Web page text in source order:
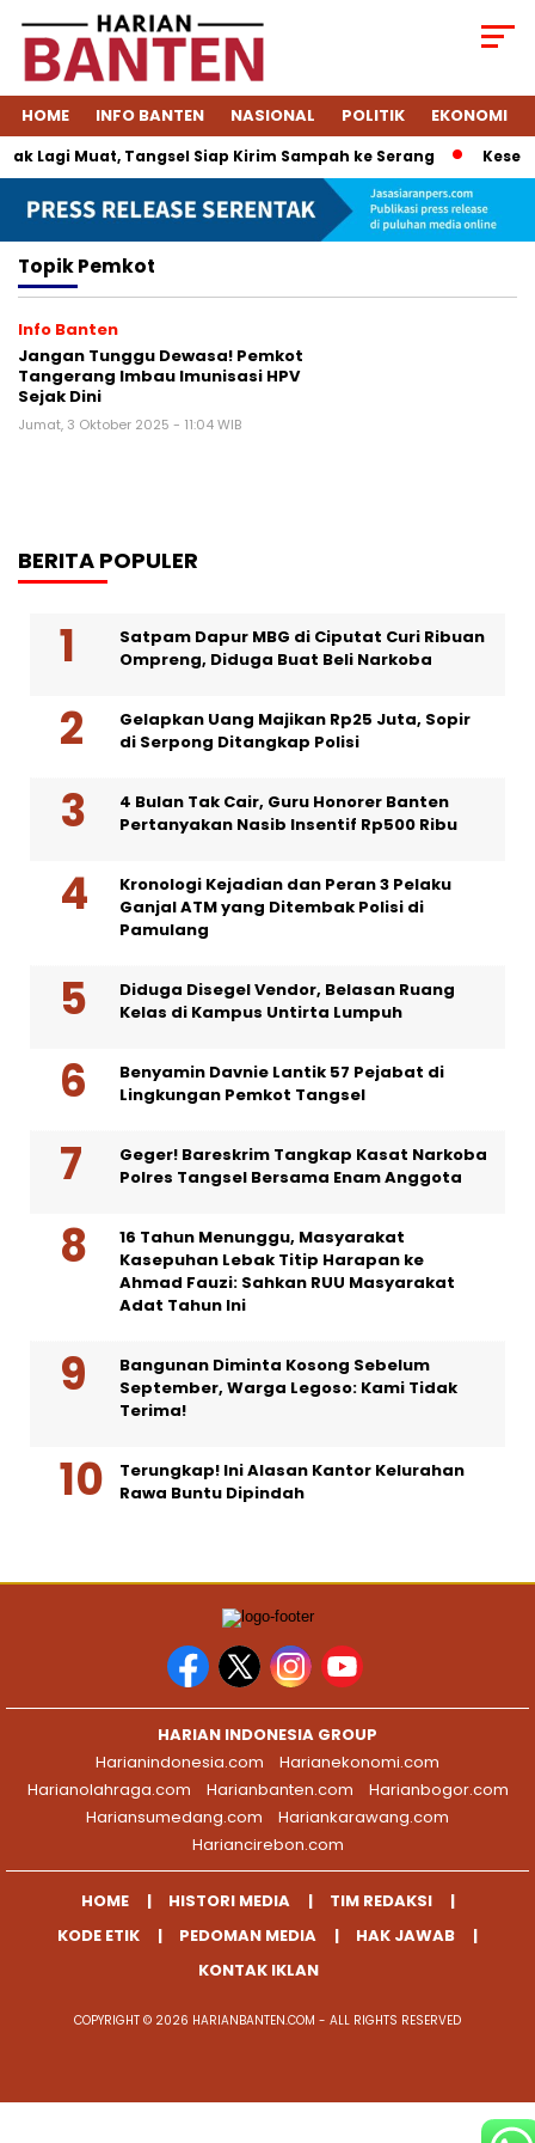
HOME INFO BANTEN NASIONAL POLITIK EKONOMI
Lagi Muat, Tangsel Siap Kirim Sampah ke Serang
TopikPemkot
Info Banten
Jangan Tunggu Dewasa! Pemkot
Tangerang Imbau Imunisasi HPV
Sejak Dini
Jumat, 3 Oktober 2025 - 11:04 WIB
BERITA POPULER
Satpam Dapur MBG di Ciputat Curi Ribuan
Ompreng, Diduga Buat Beli Narkoba
Gelapkan Uang Majikan Rp25 Juta, Sopir
di Serpong Ditangkap Polisi
4 Bulan Tak Cair, Guru Honorer Banten
Pertanyakan Nasib Insentif Rp500 Ribu
Kronologi Kejadian dan Peran 3 Pelaku
Ganjal ATM yang Ditembak Polisi di
Pamulang
Diduga Disegel Vendor, Belasan Ruang
Kelas di Kampus Untirta Lumpuh
Benyamin Davnie Lantik 57 Pejabat di
Lingkungan Pemkot Tangsel
Geger! Bareskrim Tangkap Kasat Narkoba
Polres Tangsel Bersama Enam Anggota
16 Tahun Menunggu, Masyarakat
Kasepuhan Lebak Titip Harapan ke
Ahmad Fauzi: Sahkan RUU Masyarakat
Adat Tahun Ini
Bangunan Diminta Kosong Sebelum
September, Warga Legoso: Kami Tidak
Terima!
Terungkap! Ini Alasan Kantor Kelurahan
Rawa Buntu Dipindah
HARIAN INDONESIA GROUP
Harianindonesia.com
Harianekonomi.com
Harianolahraga.com
Harianbanten.com
Harianbogor.com
Hariansumedang.com
Hariankarawang.com
Hariancirebon.com
HOME HISTORI MEDIA
TIM REDAKSI
KODE ETIK
PEDOMAN MEDIA
HAK JAWAB
KONTAK IKLAN
COPYRIGHT © 2026 HARIANBANTEN.COM - ALL RIGHTS RESERVED